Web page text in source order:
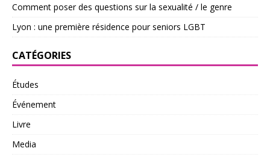
Comment poser des questions sur la sexualité / le genre
Lyon : une première résidence pour seniors LGBT
CATÉGORIES
Études
Événement
Livre
Media